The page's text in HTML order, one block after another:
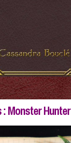
Monster Hunter